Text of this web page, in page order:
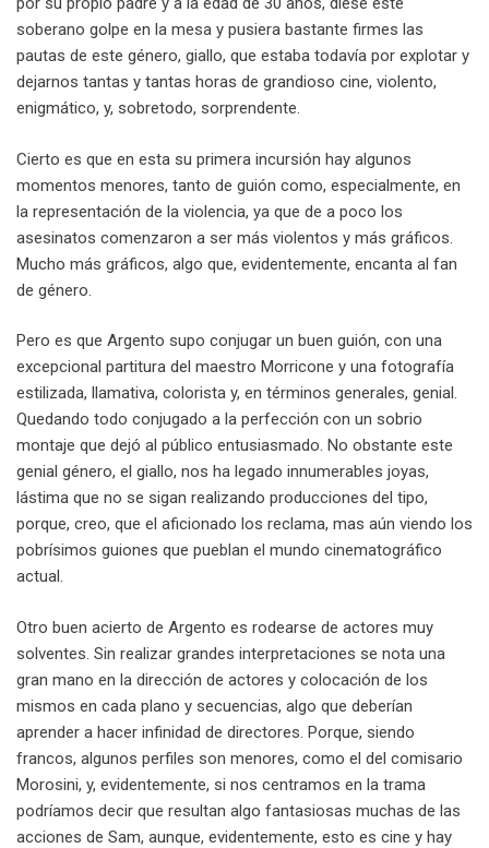
soberano golpe en la mesa y pusiera bastante firmes las
pautas de este género, giallo, que estaba todavía por explotar y
dejarnos tantas y tantas horas de grandioso cine, violento,
enigmático, y, sobretodo, sorprendente.
Cierto es que en esta su primera incursión hay algunos
momentos menores, tanto de guión como, especialmente, en
la representación de la violencia, ya que de a poco los
asesinatos comenzaron a ser más violentos y más gráficos.
Mucho más gráficos, algo que, evidentemente, encanta al fan
de género.
Pero es que Argento supo conjugar un buen guión, con una
excepcional partitura del maestro Morricone y una fotografía
estilizada, llamativa, colorista y, en términos generales, genial.
Quedando todo conjugado a la perfección con un sobrio
montaje que dejó al público entusiasmado. No obstante este
genial género, el giallo, nos ha legado innumerables joyas,
lástima que no se sigan realizando producciones del tipo,
porque, creo, que el aficionado los reclama, mas aún viendo los
pobrísimos guiones que pueblan el mundo cinematográfico
actual.
Otro buen acierto de Argento es rodearse de actores muy
solventes. Sin realizar grandes interpretaciones se nota una
gran mano en la dirección de actores y colocación de los
mismos en cada plano y secuencias, algo que deberían
aprender a hacer infinidad de directores. Porque, siendo
francos, algunos perfiles son menores, como el del comisario
Morosini, y, evidentemente, si nos centramos en la trama
podríamos decir que resultan algo fantasiosas muchas de las
acciones de Sam, aunque, evidentemente, esto es cine y hay